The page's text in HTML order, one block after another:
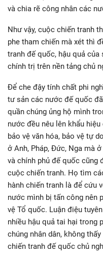
và chia rẽ công nhân các
Như vậy, cuộc chiến tranh
phe tham chiến mà xét thì
tranh đế quốc, hậu quả
chính trị trên nền tảng chủ
Để che đậy tính chất phi
tư sản các nước đế quốc
quần chúng ủng hộ mình
nước đều nêu lên khẩu
bảo vệ văn hóa, bảo vệ tự
ở Anh, Pháp, Đức, Nga mà
và chính phủ đế quốc cũng
cuộc chiến tranh. Họ tìm
hành chiến tranh là để cứu
nước mình bị tấn công nên
vệ Tổ quốc. Luận điệu
nhiều hậu quả tai hại trong
chúng nhân dân, không
chiến tranh đế quốc chủ